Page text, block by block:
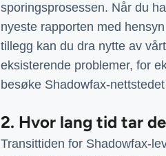
sporingsprosessen. Når du
nyeste rapporten med
tillegg kan du dra nytte av
eksisterende problemer, for
besøke Shadowfax-
2. Hvor lang tid tar
Transittiden for Shadowfax-